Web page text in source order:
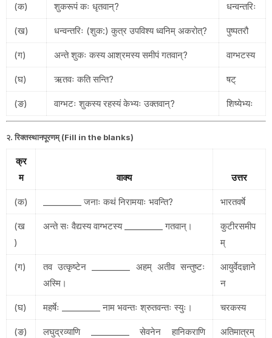
(क) शुकरूपं कः धृतवान्? धन्वन्तरिः
(ख) धन्वन्तरिः (शुक:) कुत्र उपविश्य ध्वनिम् अकरोत्? पुष्पतरौ
(ग) अन्ते शुकः कस्य आश्रमस्य समीपं गतवान्? वाग्भटस्य
(घ) ऋतवः कति सन्ति? षट्
(ङ) वाग्भटः शुकस्य रहस्यं केभ्यः उक्तवान्? शिष्येभ्यः
२. रिक्तस्थानपूरणम् (Fill in the blanks)
क्र
म
वाक्य उत्तर
(क) _________ जनाः कथं निरामयाः भवन्ति? भारतवर्षे
(ख
)
अन्ते सः वैद्यस्य वाग्भटस्य _________ गतवान्।
कुटीरसमीप
म्
(ग)
तव उत्कृष्टेन _________ अहम् अतीव सन्तुष्टः
अस्मि।
आयुर्वेदज्ञाने
न
(घ) महर्षेः _________ नाम भवन्तः श्रुतवन्तः स्युः। चरकस्य
(ङ)
लघुद्रव्याणि _________ सेवनेन हानिकराणि
अतिमात्रम्